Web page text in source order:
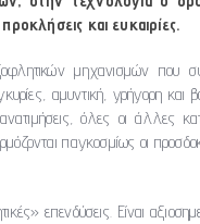
και ευκαιρίες.
μηχανισμών που
αμυντική, γρήγορη και
όλες οι άλλες
παγκοσμίως οι
επενδύσεις. Είναι